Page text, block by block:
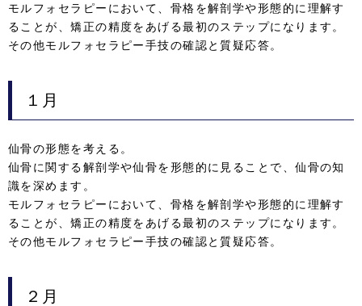
モルフォセラピーにおいて、骨格を解剖学や形態的に理解す
ることが、矯正の精度をあげる最初のステップになります。
その他モルフォセラピー手技の確認と質疑応答。
１月
仙骨の形態を考える。
仙骨に関する解剖学や仙骨を形態的に見ることで、仙骨の知
識を深めます。
モルフォセラピーにおいて、骨格を解剖学や形態的に理解す
ることが、矯正の精度をあげる最初のステップになります。
その他モルフォセラピー手技の確認と質疑応答。
２月